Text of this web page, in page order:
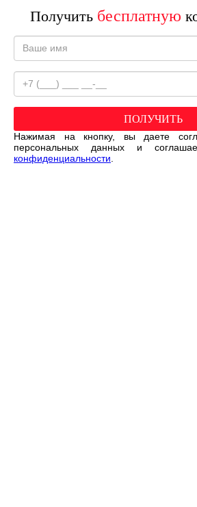
Получить бесплатную
ПОЛУЧИТЬ
Нажимая на кнопку, вы даете
персональных данных и
конфиденциальности